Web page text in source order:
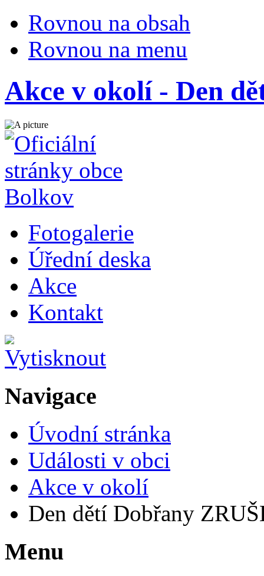
Rovnou na obsah
Rovnou na menu
Akce v okolí - Den
Fotogalerie
Úřední deska
Akce
Kontakt
Navigace
Úvodní stránka
Události v obci
Akce v okolí
Den dětí Dobřany
Menu